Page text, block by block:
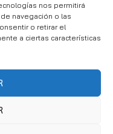
nos permitirá
navegación o las
o retirar el
a ciertas características
29651